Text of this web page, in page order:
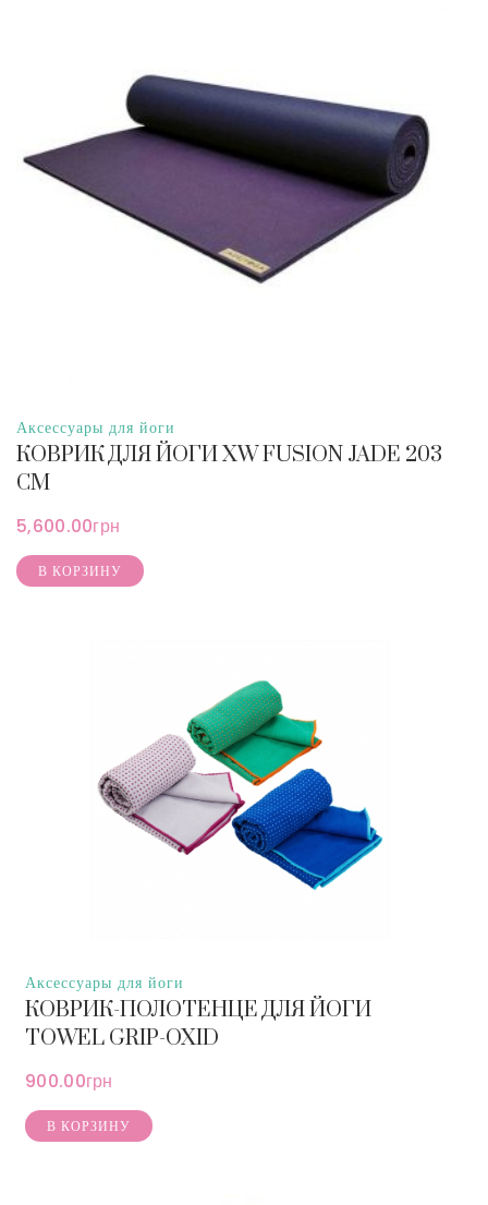
Аксессуары для йоги
КОВРИК ДЛЯ ЙОГИ XW FUSION JADE 203
СМ
5,600.00грн
В КОРЗИНУ
Аксессуары для йоги
КОВРИК-ПОЛОТЕНЦЕ ДЛЯ ЙОГИ
TOWEL GRIP-OXID
900.00грн
В КОРЗИНУ